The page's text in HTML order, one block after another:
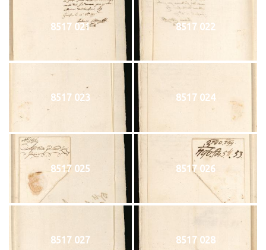
8517 021 8517 022
8517 023 8517 024
8517 025 8517 026
8517 027 8517 028